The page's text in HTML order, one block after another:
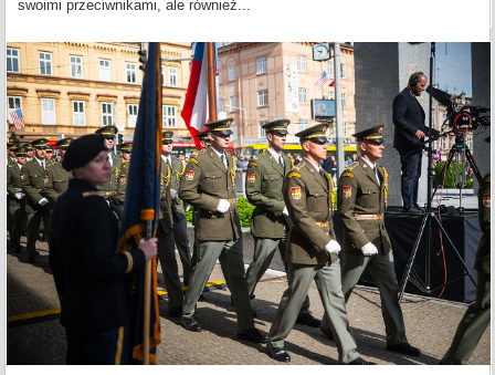
swoimi przeciwnikami, ale również...